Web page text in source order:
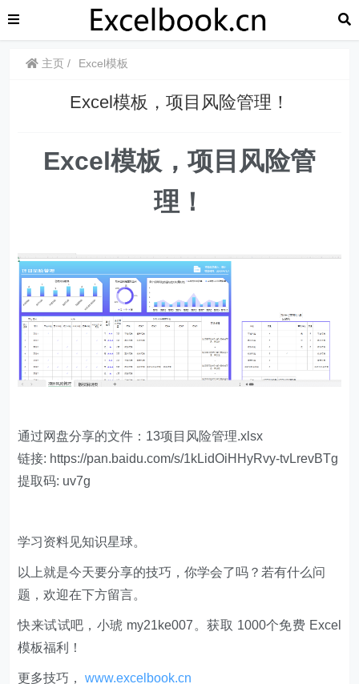
主页 Excel模板
Excel模板，项目风险管理！
Excel模板，项目风险管
理！
通过网盘分享的文件：13项目风险管理.xlsx
链接: https://pan.baidu.com/s/1kLidOiHHyRvy-tvLrevBTg
提取码: uv7g
学习资料见知识星球。
以上就是今天要分享的技巧，你学会了吗？若有什么问
题，欢迎在下方留言。
快来试试吧，小琥 my21ke007。获取 1000个免费 Excel
模板福利​​​​！
更多技巧，www.excelbook.cn